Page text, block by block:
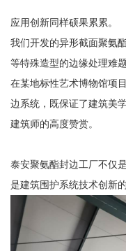
应用创新同样硕果累累。
我们开发的异形截面聚氨
等特殊造型的边缘处理难题
在某地标性艺术博物馆项
边系统，既保证了建筑美
建筑师的高度赞赏。
泰安聚氨酯封边工厂不仅
是建筑围护系统技术创新的